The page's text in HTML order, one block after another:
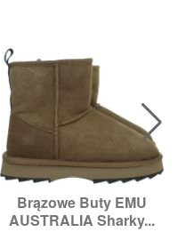
Brązowe Buty EMU
AUSTRALIA Sharky...